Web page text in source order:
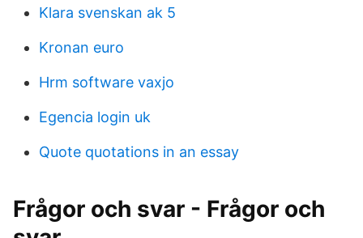
Klara svenskan ak 5
Kronan euro
Hrm software vaxjo
Egencia login uk
Quote quotations in an essay
Frågor och svar - Frågor och